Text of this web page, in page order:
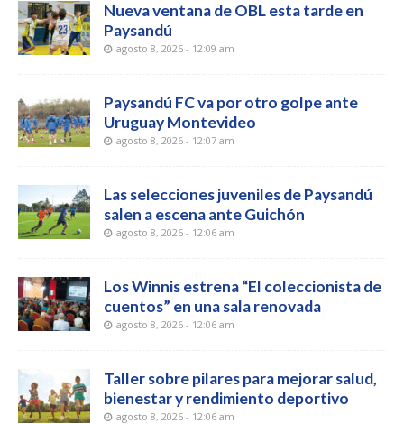
Nueva ventana de OBL esta tarde en
Paysandú
agosto 8, 2026 - 12:09 am
Paysandú FC va por otro golpe ante
Uruguay Montevideo
agosto 8, 2026 - 12:07 am
Las selecciones juveniles de Paysandú
salen a escena ante Guichón
agosto 8, 2026 - 12:06 am
Los Winnis estrena “El coleccionista de
cuentos” en una sala renovada
agosto 8, 2026 - 12:06 am
Taller sobre pilares para mejorar salud,
bienestar y rendimiento deportivo
agosto 8, 2026 - 12:06 am